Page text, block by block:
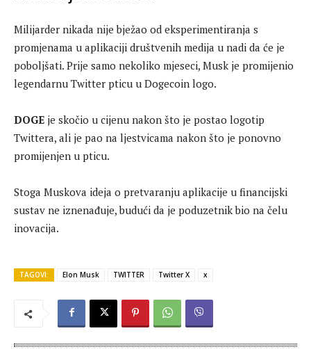
Milijarder nikada nije bježao od eksperimentiranja s
promjenama u aplikaciji društvenih medija u nadi da će je
poboljšati. Prije samo nekoliko mjeseci, Musk je promijenio
legendarnu Twitter pticu u Dogecoin logo.
DOGE je skočio u cijenu nakon što je postao logotip
Twittera, ali je pao na ljestvicama nakon što je ponovno
promijenjen u pticu.
Stoga Muskova ideja o pretvaranju aplikacije u financijski
sustav ne iznenađuje, budući da je poduzetnik bio na čelu
inovacija.
TAGOVI: Elon Musk TWITTER Twitter X x